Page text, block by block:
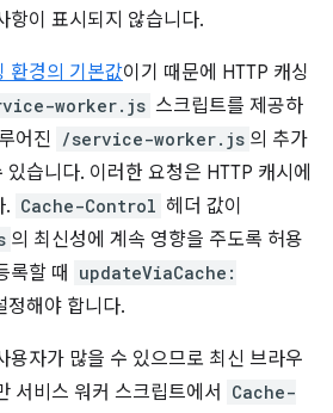
항이 표시되지 않습니다.
환경의 기본값이기 때문에 HTTP 캐싱
worker.js 스크립트를 제공하
어진 /service-worker.js 의 추가
습니다. 이러한 요청은 HTTP 캐시에
. Cache-Control 헤더 값이
의 최신성에 계속 영향을 주도록 허용
록할 때
updateViaCache:
정해야 합니다.
용자가 많을 수 있으므로 최신 브라우
서비스 워커 스크립트에서
Cache-